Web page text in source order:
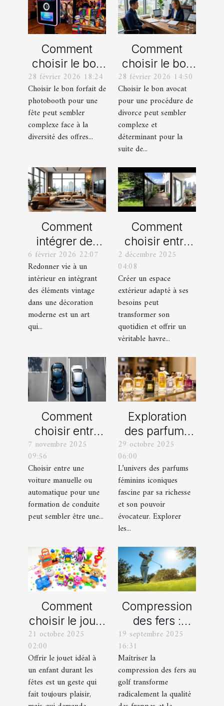
Comment
choisir le bon
forfait de
photobooth
pour votre fête
28 février 2026 18:24
Choisir le bon forfait de
photobooth pour une
fête peut sembler
complexe face à la
diversité des offres...
Comment
choisir le bon
avocat pour
votre
procédure de
divorce ?
28 février 2026 14:50
Choisir le bon avocat
pour une procédure de
divorce peut sembler
complexe et
déterminant pour la
suite de...
Comment
intégrer des
éléments
vintage dans
une décoration
moderne ?
6 février 2026 22:07
Redonner vie à un
intérieur en intégrant
des éléments vintage
dans une décoration
moderne est un art
qui...
Comment
choisir entre
un jardin, une
terrasse et un
balcon pour
votre espace
extérieur ?
2 décembre 2025
04:08
Créer un espace
extérieur adapté à ses
besoins peut
transformer son
quotidien et offrir un
véritable havre...
Comment
choisir entre
une voiture
manuelle ou
automatique
pour votre
formation de
conduite ?
7 novembre 2025
09:56
Choisir entre une
voiture manuelle ou
automatique pour une
formation de conduite
peut sembler être une...
Exploration
des parfums
féminins
iconiques et
leurs
variations
29 octobre 2025
06:00
L’univers des parfums
féminins iconiques
fascine par sa richesse
et son pouvoir
évocateur. Explorer
les...
Comment
choisir le jouet
parfait pour
chaque âge
durant les
fêtes ?
21 octobre 2025
02:00
Offrir le jouet idéal à
un enfant durant les
fêtes est un geste qui
fait toujours plaisir,
Compression
des fers :
comment
obtenir des
frappes plus
solides ?
19 septembre 2025
16:31
Maîtriser la
compression des fers au
golf transforme
radicalement la qualité